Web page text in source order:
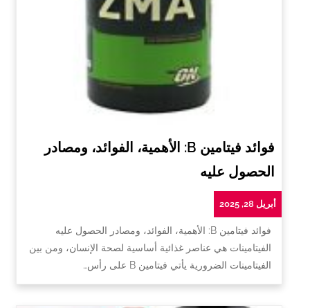
فوائد فيتامين B: الأهمية، الفوائد، ومصادر
الحصول عليه
أبريل 28, 2025
فوائد فيتامين B: الأهمية، الفوائد، ومصادر الحصول عليه
الفيتامينات هي عناصر غذائية أساسية لصحة الإنسان، ومن بين
الفيتامينات الضرورية يأتي فيتامين B على رأس…